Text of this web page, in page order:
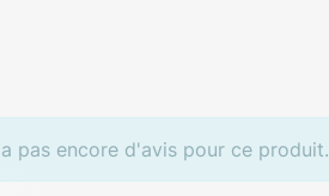
pas encore d'avis pour ce produit.